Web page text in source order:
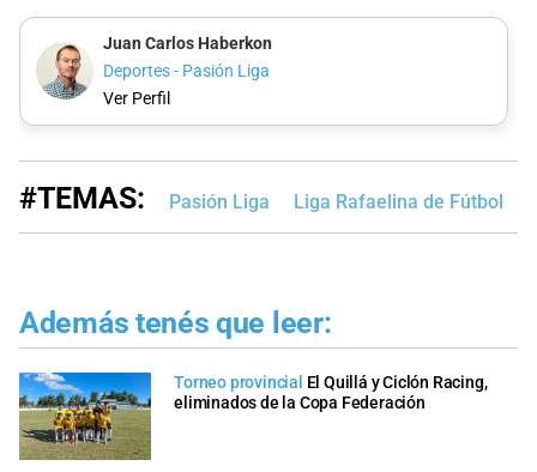
Juan Carlos Haberkon
Deportes - Pasión Liga
Ver Perfil
#TEMAS: Pasión Liga Liga Rafaelina de Fútbol
Además tenés que leer:
Torneo provincial El Quillá y Ciclón Racing,
eliminados de la Copa Federación